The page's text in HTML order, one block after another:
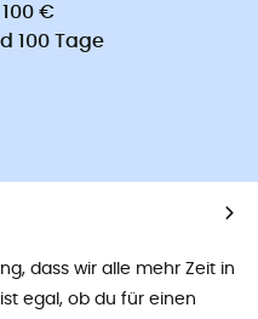
€
100 Tage
dass wir alle mehr Zeit in
egal, ob du für einen